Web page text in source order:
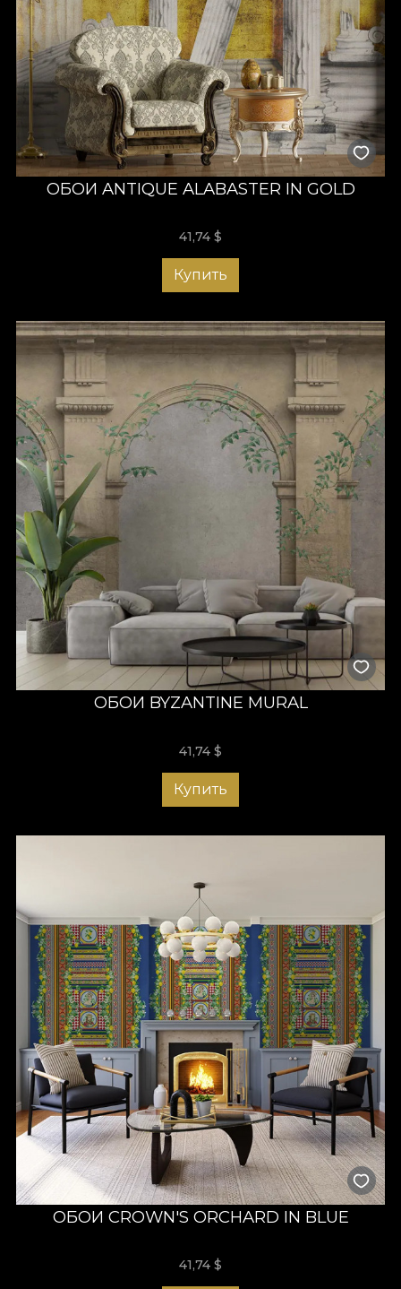
ОБОИ ANTIQUE ALABASTER IN GOLD
41,74 $
Купить
ОБОИ BYZANTINE MURAL
41,74 $
Купить
ОБОИ CROWN'S ORCHARD IN BLUE
41,74 $